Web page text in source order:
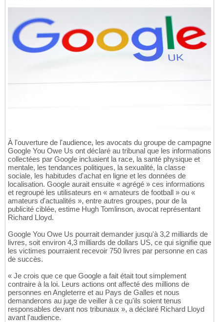
À l'ouverture de l'audience, les avocats du groupe de campagne
Google You Owe Us ont déclaré au tribunal que les informations
collectées par Google incluaient la race, la santé physique et
mentale, les tendances politiques, la sexualité, la classe
sociale, les habitudes d'achat en ligne et les données de
localisation. Google aurait ensuite « agrégé » ces informations
et regroupé les utilisateurs en « amateurs de football » ou «
amateurs d'actualités », entre autres groupes, pour de la
publicité ciblée, estime Hugh Tomlinson, avocat représentant
Richard Lloyd.
Google You Owe Us pourrait demander jusqu'à 3,2 milliards de
livres, soit environ 4,3 milliards de dollars US, ce qui signifie que
les victimes pourraient recevoir 750 livres par personne en cas
de succès.
« Je crois que ce que Google a fait était tout simplement
contraire à la loi. Leurs actions ont affecté des millions de
personnes en Angleterre et au Pays de Galles et nous
demanderons au juge de veiller à ce qu'ils soient tenus
responsables devant nos tribunaux », a déclaré Richard Lloyd
avant l'audience.